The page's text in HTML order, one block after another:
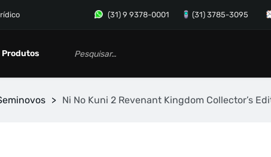
(31) 9 9378-0001 (31) 3785-3095
Produtos
> Ni No Kuni 2 Revenant Kingdom Collector’s